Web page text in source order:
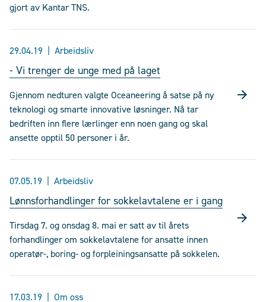
gjort av Kantar TNS.
29.04.19 Arbeidsliv
- Vi trenger de unge med på laget
Gjennom nedturen valgte Oceaneering å satse på ny
teknologi og smarte innovative løsninger. Nå tar
bedriften inn flere lærlinger enn noen gang og skal
ansette opptil 50 personer i år.
07.05.19 Arbeidsliv
Lønnsforhandlinger for sokkelavtalene er i gang
Tirsdag 7. og onsdag 8. mai er satt av til årets
forhandlinger om sokkelavtalene for ansatte innen
operatør-, boring- og forpleiningsansatte på sokkelen.
17.03.19 Om oss